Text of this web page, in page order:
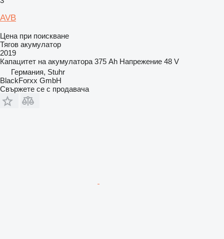
AVB
Цена при поискване
Тягов акумулатор
2019
Капацитет на акумулатора 375 Ah Напрежение 48 V
Германия, Stuhr
BlackForxx GmbH
Свържете се с продавача